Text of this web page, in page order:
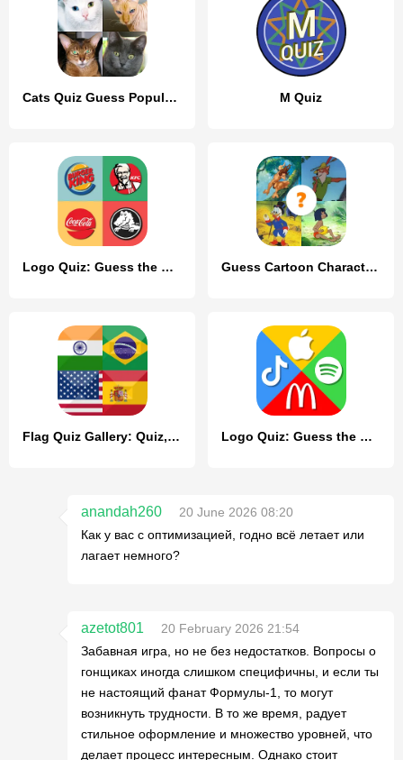
Cats Quiz Guess Popular Breeds M Quiz
Logo Quiz: Guess the Brand Guess Cartoon Character Quiz
Flag Quiz Gallery: Quiz, Guess Logo Quiz: Guess the Brand!
anandah260
20 June 2026 08:20
Как у вас с оптимизацией, годно всё летает или
лагает немного?
azetot801
20 February 2026 21:54
Забавная игра, но не без недостатков. Вопросы о
гонщиках иногда слишком специфичны, и если ты
не настоящий фанат Формулы-1, то могут
возникнуть трудности. В то же время, радует
стильное оформление и множество уровней, что
делает процесс интересным. Однако стоит